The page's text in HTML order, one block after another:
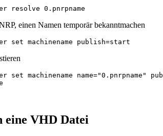
resolve 0.pnrpname
einen Namen temporär bekanntmachen
set machinename publish=start
set machinename name="0.pnrpname"
VHD Datei